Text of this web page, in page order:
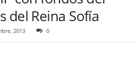
del Reina Sofía
2013 0